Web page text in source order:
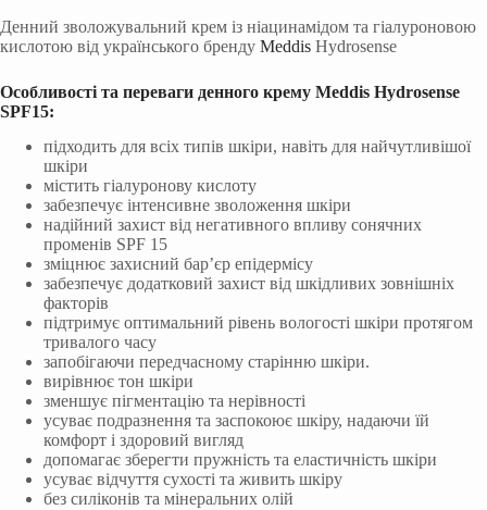
Денний зволожувальний крем із ніацинамідом та гіалуроновою
кислотою від українського бренду Meddis Hydrosense
Особливості та переваги денного крему Meddis Hydrosense
SPF15:
підходить для всіх типів шкіри, навіть для найчутливішої
шкіри
містить гіалуронову кислоту
забезпечує інтенсивне зволоження шкіри
надійний захист від негативного впливу сонячних
променів SPF 15
зміцнює захисний бар’єр епідермісу
забезпечує додатковий захист від шкідливих зовнішніх
факторів
підтримує оптимальний рівень вологості шкіри протягом
тривалого часу
запобігаючи передчасному старінню шкіри.
вирівнює тон шкіри
зменшує пігментацію та нерівності
усуває подразнення та заспокоює шкіру, надаючи їй
комфорт і здоровий вигляд
допомагає зберегти пружність та еластичність шкіри
усуває відчуття сухості та живить шкіру
без силіконів та мінеральних олій